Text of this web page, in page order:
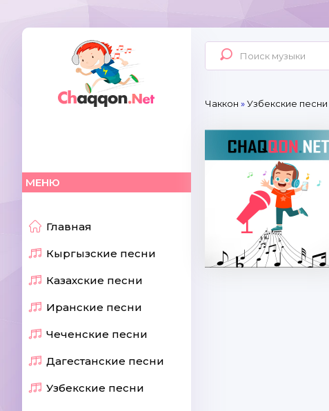
МЕНЮ
Главная
Кыргызские песни
Казахские песни
Иранские песни
Чеченские песни
Дагестанские песни
Узбекские песни
Чаккон »Узбекские песни